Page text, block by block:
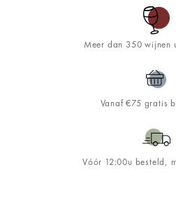
Meer dan 350 wijnen
Vanaf €75 gratis
Vóór 12:00u besteld,